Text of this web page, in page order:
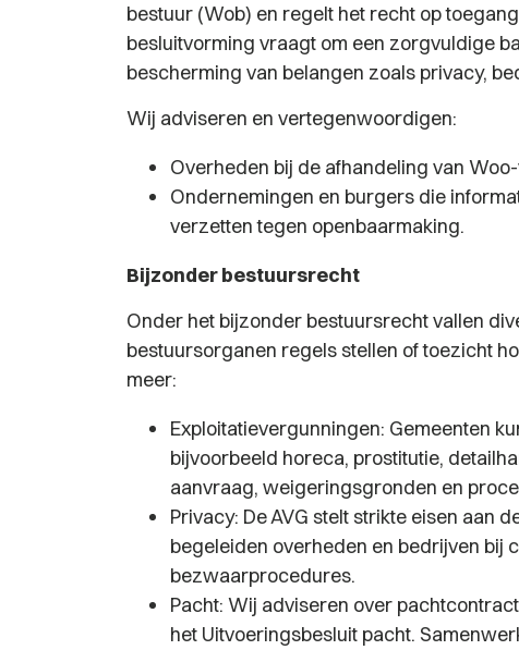
bestuur (Wob) en regelt het recht op
besluitvorming vraagt om een zorgvuldige
bescherming van belangen zoals privacy,
Wij adviseren en vertegenwoordigen:
Overheden bij de afhandeling van
Ondernemingen en burgers die
verzetten tegen openbaarmaking.
Bijzonder bestuursrecht
Onder het bijzonder bestuursrecht vallen
bestuursorganen regels stellen of toezicht
meer:
Exploitatievergunningen: Gemeenten
bijvoorbeeld horeca, prostitutie,
aanvraag, weigeringsgronden en
Privacy: De AVG stelt strikte eisen aan
begeleiden overheden en bedrijven bij
bezwaarprocedures.
Pacht: Wij adviseren over
het Uitvoeringsbesluit pacht.